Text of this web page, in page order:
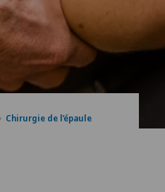
Chirurgie de l’épaule